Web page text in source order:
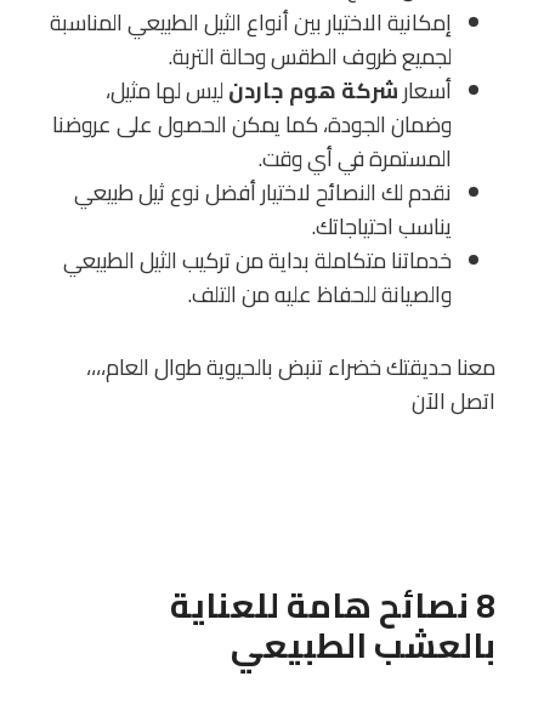
إمكانية الاختيار بين أنواع الثيل الطبيعي المناسبة
لجميع ظروف الطقس وحالة التربة.
أسعارشركة هوم جاردنليس لها مثيل،
وضمان الجودة، كما يمكن الحصول على عروضنا
المستمرة في أي وقت.
نقدم لك النصائح لاختيار أفضل نوع ثيل طبيعي
يناسب احتياجاتك.
خدماتنا متكاملة بداية من تركيب الثيل الطبيعي
والصيانة للحفاظ عليه من التلف.
معنا حديقتك خضراء تنبض بالحيوية طوال العام،،،،
اتصل الآن
8 نصائح هامة للعناية
بالعشب الطبيعي